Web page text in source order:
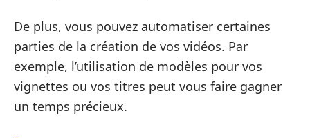
De plus, vous pouvez automatiser certaines
parties de la création de vos vidéos. Par
exemple, l’utilisation de modèles pour vos
vignettes ou vos titres peut vous faire gagner
un temps précieux.